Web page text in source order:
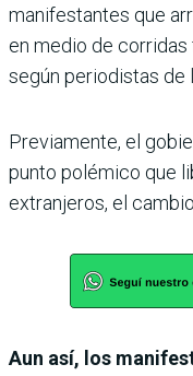
manifestantes que
en medio de corridas
según periodistas de
Previamente, el
punto polémico que
extranjeros, el
Aun así, los